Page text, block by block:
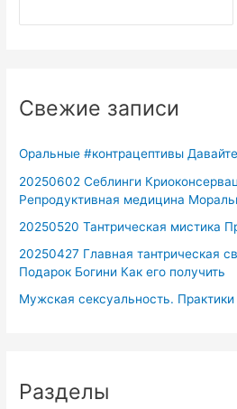
Свежие записи
Оральные #контрацептивы
20250602 Себлинги
Репродуктивная медицина
20250520 Тантрическая мистика
20250427 Главная тантрическая
Подарок Богини Как его получить
Мужская сексуальность. Практики
Разделы